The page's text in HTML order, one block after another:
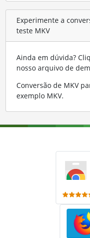
Experimente a
teste MKV
Ainda em dúvida?
nosso arquivo de
Conversão de MKV
exemplo MKV.